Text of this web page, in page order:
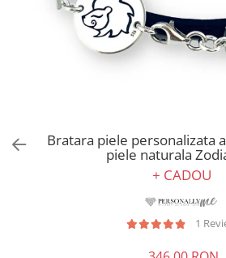
Bratara piele personalizata
piele naturala
+ CADOU
1